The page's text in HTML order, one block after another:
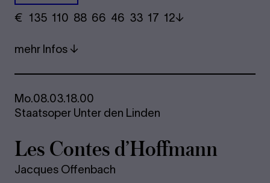
€ ​ 135 110 88​ 66 46 33​ 17 12
mehr Infos
Mo.08.03.18.00
Staatsoper Unter den Linden
Les Con­tes d’Hoff­mann
Jacques Offenbach